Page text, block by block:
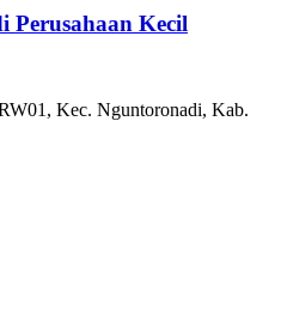
Perusahaan Kecil
Kec. Nguntoronadi, Kab.